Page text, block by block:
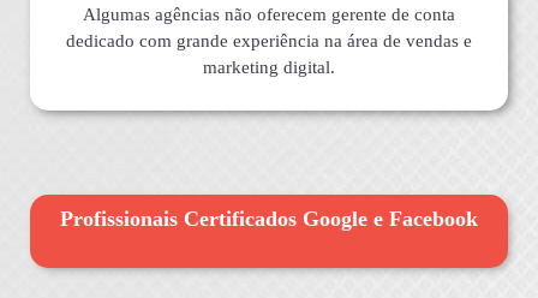
Algumas agências não oferecem gerente de conta
dedicado com grande experiência na área de vendas e
marketing digital.
Profissionais Certificados Google e Facebook